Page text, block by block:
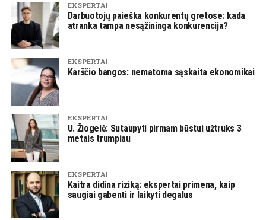
EKSPERTAI
Darbuotojų paieška konkurentų gretose: kada
atranka tampa nesąžininga konkurencija?
EKSPERTAI
Karščio bangos: nematoma sąskaita ekonomikai
EKSPERTAI
U. Žiogelė: Sutaupyti pirmam būstui užtruks 3
metais trumpiau
EKSPERTAI
Kaitra didina riziką: ekspertai primena, kaip
saugiai gabenti ir laikyti degalus